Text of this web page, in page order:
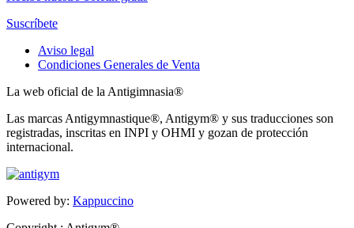
Suscríbete
Aviso legal
Condiciones Generales de Venta
La web oficial de la Antigimnasia®
Las marcas Antigymnastique®, Antigym® y sus traducciones son
registradas, inscritas en INPI y OHMI y gozan de protección
internacional.
Powered by: Kappuccino